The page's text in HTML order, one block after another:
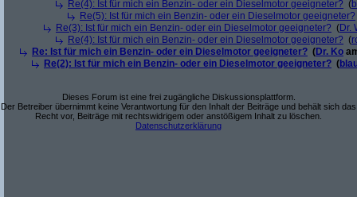
Re(4): Ist für mich ein Benzin- oder ein Dieselmotor geeigneter? (
Re(5): Ist für mich ein Benzin- oder ein Dieselmotor geeigneter?
Re(3): Ist für mich ein Benzin- oder ein Dieselmotor geeigneter? (Dr.
Re(4): Ist für mich ein Benzin- oder ein Dieselmotor geeigneter? (
Re: Ist für mich ein Benzin- oder ein Dieselmotor geeigneter? (Dr. Ko
Re(2): Ist für mich ein Benzin- oder ein Dieselmotor geeigneter? (
Dieses Forum ist eine frei zugängliche Diskussionsplattform.
Der Betreiber übernimmt keine Verantwortung für den Inhalt der Beiträge und behält sich das
Recht vor, Beiträge mit rechtswidrigem oder anstößigem Inhalt zu löschen.
Datenschutzerklärung